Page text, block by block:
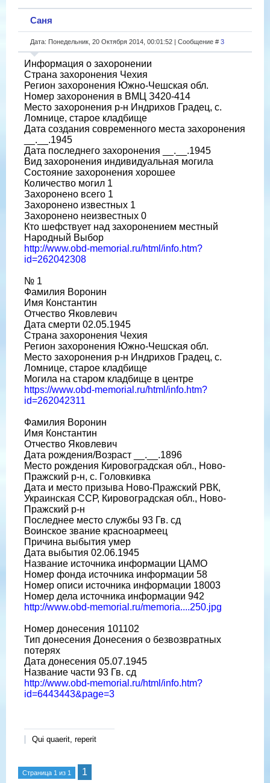
Саня
Дата: Понедельник, 20 Октября 2014, 00:01:52 | Сообщение # 3
Информация о захоронении
Страна захоронения Чехия
Регион захоронения Южно-Чешская обл.
Номер захоронения в ВМЦ З420-414
Место захоронения р-н Индрихов Градец, с.
Ломнице, старое кладбище
Дата создания современного места захоронения
__.__.1945
Дата последнего захоронения __.__.1945
Вид захоронения индивидуальная могила
Состояние захоронения хорошее
Количество могил 1
Захоронено всего 1
Захоронено известных 1
Захоронено неизвестных 0
Кто шефствует над захоронением местный
Народный Выбор
http://www.obd-memorial.ru/html/info.htm?
id=262042308
№ 1
Фамилия Воронин
Имя Константин
Отчество Яковлевич
Дата смерти 02.05.1945
Страна захоронения Чехия
Регион захоронения Южно-Чешская обл.
Место захоронения р-н Индрихов Градец, с.
Ломнице, старое кладбище
Могила на старом кладбище в центре
https://www.obd-memorial.ru/html/info.htm?
id=262042311
Фамилия Воронин
Имя Константин
Отчество Яковлевич
Дата рождения/Возраст __.__.1896
Место рождения Кировоградская обл., Ново-
Пражский р-н, с. Головкивка
Дата и место призыва Ново-Пражский РВК,
Украинская ССР, Кировоградская обл., Ново-
Пражский р-н
Последнее место службы 93 Гв. сд
Воинское звание красноармеец
Причина выбытия умер
Дата выбытия 02.06.1945
Название источника информации ЦАМО
Номер фонда источника информации 58
Номер описи источника информации 18003
Номер дела источника информации 942
http://www.obd-memorial.ru/memoria....250.jpg
Номер донесения 101102
Тип донесения Донесения о безвозвратных
потерях
Дата донесения 05.07.1945
Название части 93 Гв. сд
http://www.obd-memorial.ru/html/info.htm?
id=6443443&page=3
Qui quaerit, reperit
Страница 1 из 1 1